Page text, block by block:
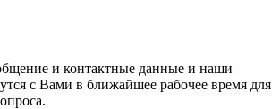
и контактные данные и наши
с Вами в ближайшее рабочее время для